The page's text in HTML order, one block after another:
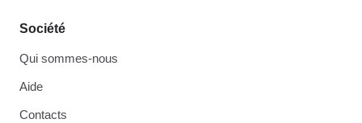
Société
Qui sommes-nous
Aide
Contacts